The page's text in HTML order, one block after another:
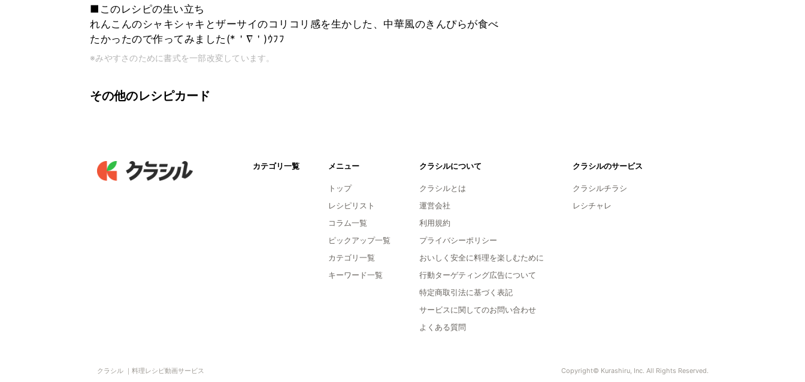
■このレシピの生い立ち
れんこんのシャキシャキとザーサイのコリコリ感を生かした、中華風のきんぴらが食べ
たかったので作ってみました(*＇∇＇)ｳﾌﾌ
※みやすさのために書式を一部改変しています。
その他のレシピカード
カテゴリ一覧 メニュー
トップ
レシピリスト
コラム一覧
ピックアップ一覧
カテゴリ一覧
キーワード一覧
クラシルについて
クラシルとは
運営会社
利用規約
プライバシーポリシー
おいしく安全に料理を楽しむために
行動ターゲティング広告について
特定商取引法に基づく表記
サービスに関してのお問い合わせ
よくある質問
クラシルのサービス
クラシルチラシ
レシチャレ
クラシル ｜料理レシピ動画サービス Copyright© Kurashiru, Inc. All Rights Reserved.